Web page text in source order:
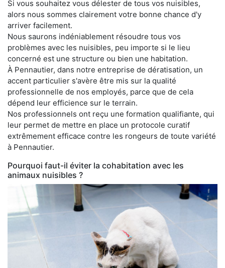
Si vous souhaitez vous délester de tous vos nuisibles,
alors nous sommes clairement votre bonne chance d'y
arriver facilement.
Nous saurons indéniablement résoudre tous vos
problèmes avec les nuisibles, peu importe si le lieu
concerné est une structure ou bien une habitation.
À Pennautier, dans notre entreprise de dératisation, un
accent particulier s'avère être mis sur la qualité
professionnelle de nos employés, parce que de cela
dépend leur efficience sur le terrain.
Nos professionnels ont reçu une formation qualifiante, qui
leur permet de mettre en place un protocole curatif
extrêmement efficace contre les rongeurs de toute variété
à Pennautier.
Pourquoi faut-il éviter la cohabitation avec les
animaux nuisibles ?